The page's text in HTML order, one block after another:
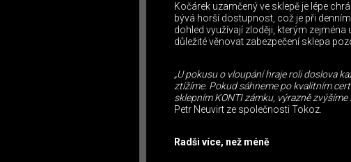
Kočárek uzamčený ve sklepě je lépe
bývá horší dostupnost, což je při
dohled využívají zloději, kterým
důležité věnovat zabezpečení sklepa
„U pokusu o vloupání hraje roli doslova
ztížíme. Pokud sáhneme po kvalitním
sklepním KONTI zámku, výrazně
Petr Neuvirt ze společnosti Tokoz.
Radši více, než méně